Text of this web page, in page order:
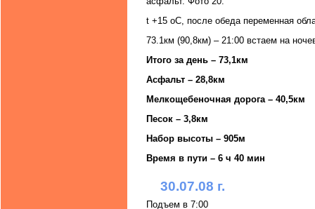
t +15 oC, после обеда переменная
73.1км (90,8км) – 21:00 встаем на
Итого за день – 73,1км
Асфальт – 28,8км
Мелкощебеночная дорога – 40,5км
Песок – 3,8км
Набор высоты – 905м
Время в пути – 6 ч 40 мин
30.07.08 г.
Подъем в 7:00